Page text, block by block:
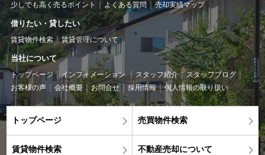
少しでも高く売るポイント
よくある質問 売却実績マップ
借りたい・貸したい
賃貸物件検索 賃貸管理について
当社について
トップページ インフォメーション スタッフ紹介
スタッフブログ
お客様の声
会社概要 お問合せ 採用情報 個人情報の取り扱い
トップページ 売買物件検索
賃貸物件検索 不動産売却について